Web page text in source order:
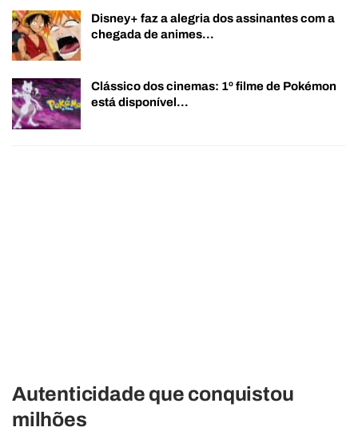
Disney+ faz a alegria dos assinantes com a
chegada de animes…
Clássico dos cinemas: 1º filme de Pokémon
está disponível…
Autenticidade que conquistou
milhões